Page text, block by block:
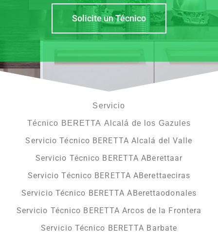
Solicite un Técnico
Servicio
Técnico BERETTA Alcalá de los Gazules
Servicio Técnico BERETTA Alcalá del Valle
Servicio Técnico BERETTA ABerettaar
Servicio Técnico BERETTA ABerettaeciras
Servicio Técnico BERETTA ABerettaodonales
Servicio Técnico BERETTA Arcos de la Frontera
Servicio Técnico BERETTA Barbate